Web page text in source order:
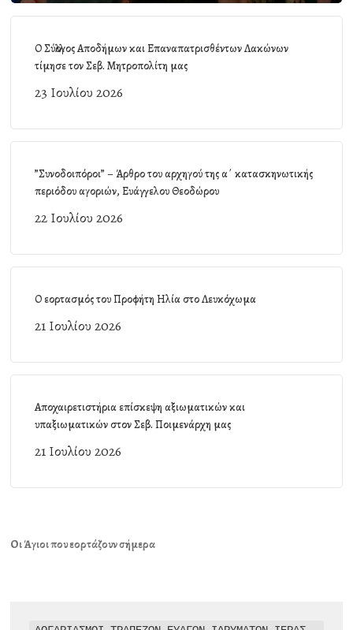
Ο Σύλλογος Αποδήμων και Επαναπατρισθέντων Λακώνων
τίμησε τον Σεβ. Μητροπολίτη μας
23 Ιουλίου 2026
”Συνοδοιπόροι” – Άρθρο του αρχηγού της α΄ κατασκηνωτικής
περιόδου αγοριών, Ευάγγελου Θεοδώρου
22 Ιουλίου 2026
Ο εορτασμός του Προφήτη Ηλία στο Λευκόχωμα
21 Ιουλίου 2026
Αποχαιρετιστήρια επίσκεψη αξιωματικών και
υπαξιωματικών στον Σεβ. Ποιμενάρχη μας
21 Ιουλίου 2026
Οι Άγιοι που εορτάζουν σήμερα